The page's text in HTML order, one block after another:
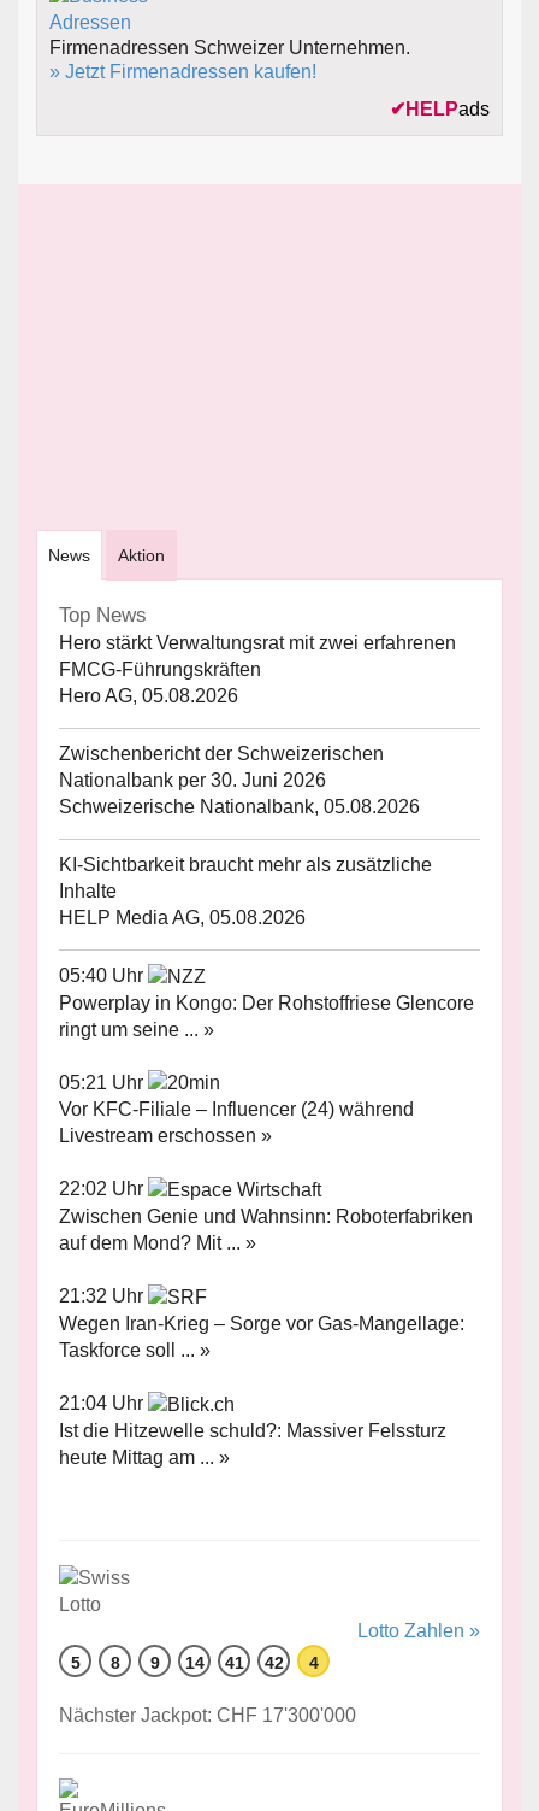
Firmenadressen Schweizer Unternehmen.
» Jetzt Firmenadressen kaufen!
✔ HELPads
News Aktion
Top News
Hero stärkt Verwaltungsrat mit zwei erfahrenen
FMCG-Führungskräften
Hero AG, 05.08.2026
Zwischenbericht der Schweizerischen
Nationalbank per 30. Juni 2026
Schweizerische Nationalbank, 05.08.2026
KI-Sichtbarkeit braucht mehr als zusätzliche
Inhalte
HELP Media AG, 05.08.2026
05:40 Uhr
Powerplay in Kongo: Der Rohstoffriese Glencore
ringt um seine ... »
05:21 Uhr
Vor KFC-Filiale – Influencer (24) während
Livestream erschossen »
22:02 Uhr
Zwischen Genie und Wahnsinn: Roboterfabriken
auf dem Mond? Mit ... »
21:32 Uhr
Wegen Iran-Krieg – Sorge vor Gas-Mangellage:
Taskforce soll ... »
21:04 Uhr
Ist die Hitzewelle schuld?: Massiver Felssturz
heute Mittag am ... »
Lotto Zahlen »
5 8 9 14 41 42 4
Nächster Jackpot: CHF 17'300'000